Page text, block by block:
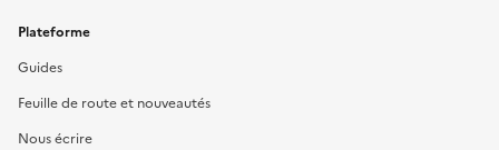
Plateforme
Guides
Feuille de route et nouveautés
Nous écrire